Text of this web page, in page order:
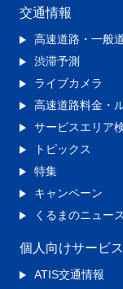
交通情報
高速道路・一般
渋滞予測
ライブカメラ
高速道路料金・
サービスエリア
トピックス
特集
キャンペーン
くるまのニュース
個人向けサービス
ATIS交通情報